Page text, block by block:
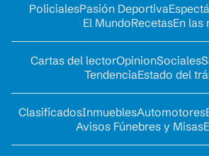
PolicialesPasión Deportiva
El MundoRecetasEn las
Cartas del lectorOpinionSociales
TendenciaEstado del
ClasificadosInmueblesAutomotores
Avisos Fúnebres y Misas